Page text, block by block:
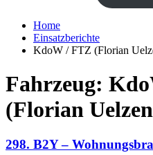
Home
Einsatzberichte
KdoW / FTZ (Florian
Fahrzeug:
(Florian
298. B2Y –